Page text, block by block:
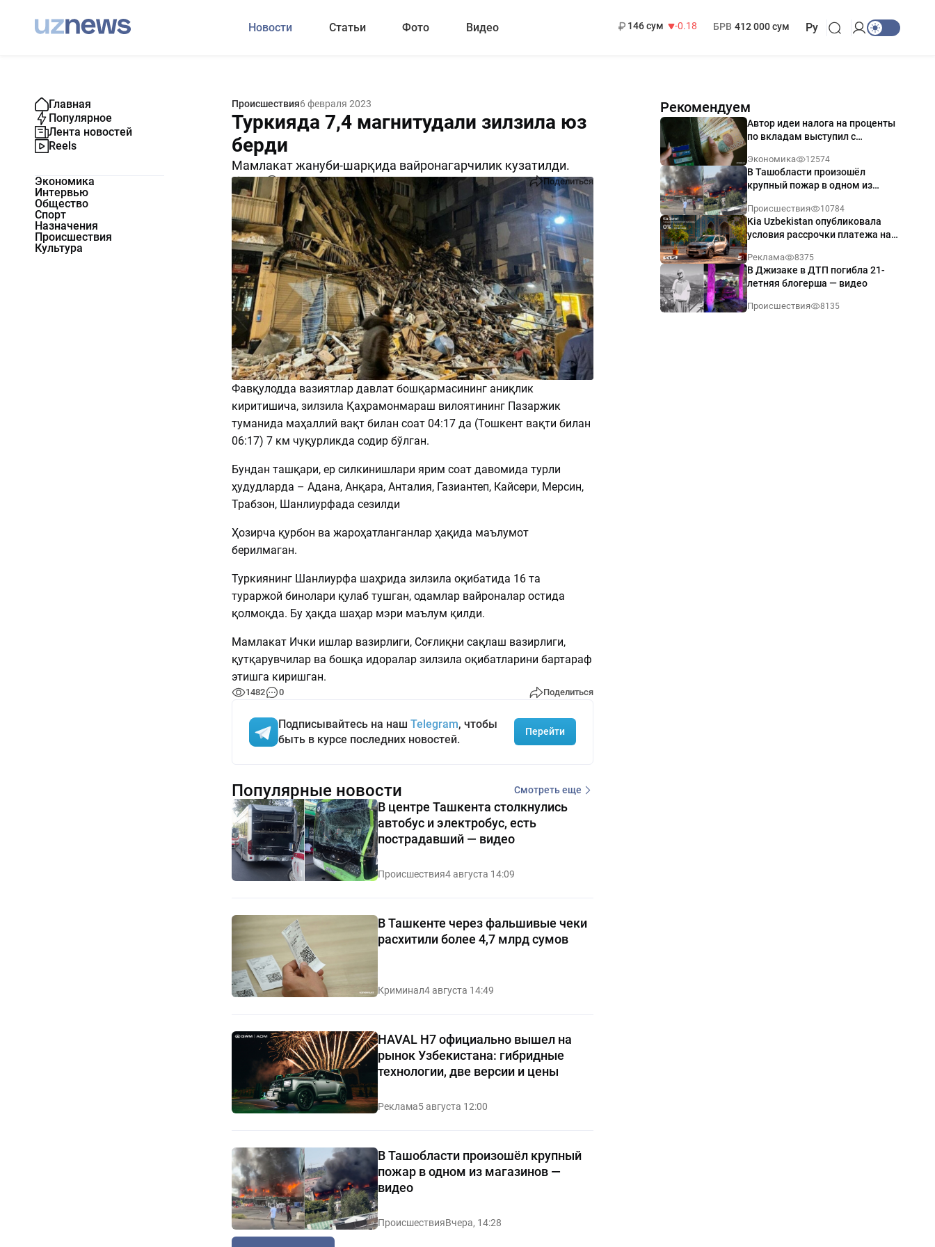
Новости Статьи Фото Видео
146 сум
-0.18
БРВ 412 000 сум Ру
Главная
Популярное
Лента новостей
Reels
Экономика
Интервью
Общество
Спорт
Назначения
Происшествия
Культура
Происшествия6 февраля 2023
Туркияда 7,4 магнитудали зилзила юз
берди
Мамлакат жануби-шарқида вайронагарчилик кузатилди.
1482 0 Поделиться
Фавқулодда вазиятлар давлат бошқармасининг аниқлик
киритишича, зилзила Қаҳрамонмараш вилоятининг Пазаржик
туманида маҳаллий вақт билан соат 04:17 да (Тошкент вақти билан
06:17) 7 км чуқурликда содир бўлган.
Бундан ташқари, ер силкинишлари ярим соат давомида турли
ҳудудларда – Адана, Анқара, Анталия, Газиантеп, Кайсери, Мерсин,
Трабзон, Шанлиурфада сезилди
Ҳозирча қурбон ва жароҳатланганлар ҳақида маълумот
берилмаган.
Туркиянинг Шанлиурфа шаҳрида зилзила оқибатида 16 та
тураржой бинолари қулаб тушган, одамлар вайроналар остида
қолмоқда. Бу ҳақда шаҳар мэри маълум қилди.
Мамлакат Ички ишлар вазирлиги, Соғлиқни сақлаш вазирлиги,
қутқарувчилар ва бошқа идоралар зилзила оқибатларини бартараф
этишга киришган.
1482 0 Поделиться
Подписывайтесь на наш Telegram, чтобы
быть в курсе последних новостей.
Перейти
Рекомендуем
Автор идеи налога на проценты
по вкладам выступил с
Экономика 12574
В Ташобласти произошёл
крупный пожар в одном из
Происшествия 10784
Kia Uzbekistan опубликовала
условия рассрочки платежа на
годовых
Реклама 8375
В Джизаке в ДТП погибла 21-
летняя блогерша — видео
Происшествия 8135
Популярные новости Смотреть еще
В центре Ташкента столкнулись
автобус и электробус, есть
пострадавший — видео
Происшествия4 августа 14:09
В Ташкенте через фальшивые чеки
расхитили более 4,7 млрд сумов
Криминал4 августа 14:49
HAVAL H7 официально вышел на
рынок Узбекистана: гибридные
технологии, две версии и цены
Реклама5 августа 12:00
В Ташобласти произошёл крупный
пожар в одном из магазинов —
видео
ПроисшествияВчера, 14:28